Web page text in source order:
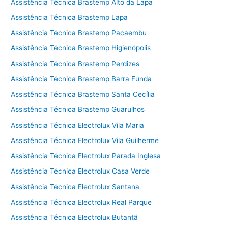
Assistência Técnica Brastemp Alto da Lapa
Assistência Técnica Brastemp Lapa
Assistência Técnica Brastemp Pacaembu
Assistência Técnica Brastemp Higienópolis
Assistência Técnica Brastemp Perdizes
Assistência Técnica Brastemp Barra Funda
Assistência Técnica Brastemp Santa Cecília
Assistência Técnica Brastemp Guarulhos
Assistência Técnica Electrolux Vila Maria
Assistência Técnica Electrolux Vila Guilherme
Assistência Técnica Electrolux Parada Inglesa
Assistência Técnica Electrolux Casa Verde
Assistência Técnica Electrolux Santana
Assistência Técnica Electrolux Real Parque
Assistência Técnica Electrolux Butantã